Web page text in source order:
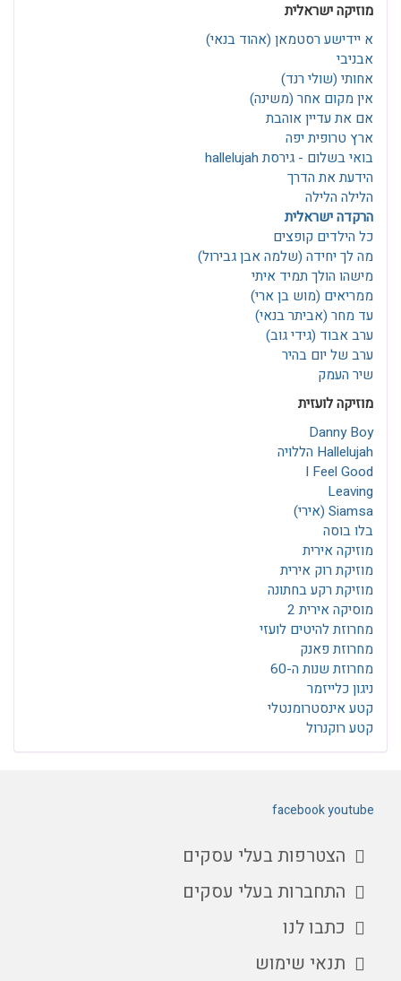
מוזיקה ישראלית
א יידישע רסטמאן‎ (אהוד בנאי)
אבניבי
אחותי (שולי רנד)
אין מקום אחר (משינה)
אם את עדיין אוהבת
ארץ טרופית יפה
בואי בשלום - גירסת hallelujah
הידעת את הדרך
הלילה הלילה
הרקדה ישראלית
כל הילדים קופצים
מה לך יחידה (שלמה אבן גבירול)
מישהו הולך תמיד איתי
ממריאים (מוש בן ארי)
עד מחר (אביתר בנאי)
ערב אבוד (גידי גוב)
ערב של יום בהיר
שיר העמק
מוזיקה לועזית
Danny Boy
Hallelujah הללויה
I Feel Good
Leaving
Siamsa (אירי)
בלו בוסה
מוזיקה אירית
מוזיקת רוק אירית
מוזיקת רקע בחתונה
מוסיקה אירית 2
מחרוזת להיטים לועזי
מחרוזת פאנק
מחרוזת שנות ה-60
ניגון כלייזמר
קטע אינסטרומנטלי
קטע רוקנרול
facebookyoutube
הצטרפות בעלי עסקים
התחברות בעלי עסקים
כתבו לנו
תנאי שימוש